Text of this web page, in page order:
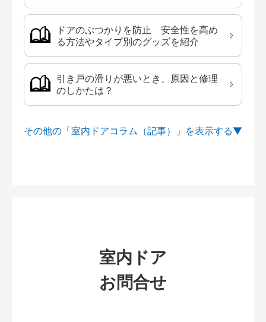
ドアのぶつかりを防止 安全性を高め
る方法やタイプ別のグッズを紹介
引き戸の滑りが悪いとき、原因と修理
のしかたは？
その他の「室内ドアコラム（記事）」を
室内ドア
お問合せ